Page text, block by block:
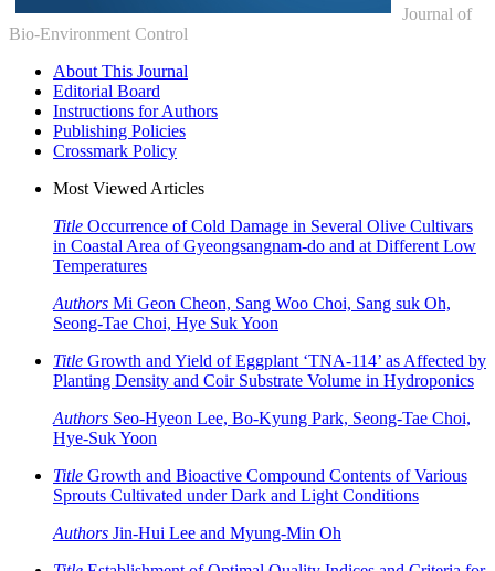
Journal of
Bio-Environment Control
About This Journal
Editorial Board
Instructions for Authors
Publishing Policies
Crossmark Policy
Most Viewed Articles
Title Occurrence of Cold Damage in Several Olive Cultivars
in Coastal Area of Gyeongsangnam-do and at Different Low
Temperatures
Authors Mi Geon Cheon, Sang Woo Choi, Sang suk Oh,
Seong-Tae Choi, Hye Suk Yoon
Title Growth and Yield of Eggplant ‘TNA-114’ as Affected by
Planting Density and Coir Substrate Volume in Hydroponics
Authors Seo-Hyeon Lee, Bo-Kyung Park, Seong-Tae Choi,
Hye-Suk Yoon
Title Growth and Bioactive Compound Contents of Various
Sprouts Cultivated under Dark and Light Conditions
Authors Jin-Hui Lee and Myung-Min Oh